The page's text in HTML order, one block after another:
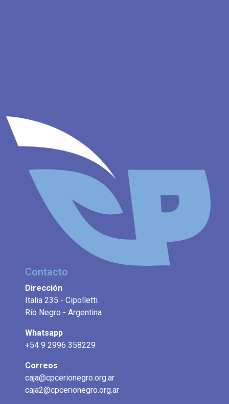
Contacto
Dirección
Italia 235 - Cipolletti
Río Negro - Argentina
Whatsapp
+54 9 2996 358229
Correos
caja@cpcerionegro.org.ar
caja2@cpcerionegro.org.ar